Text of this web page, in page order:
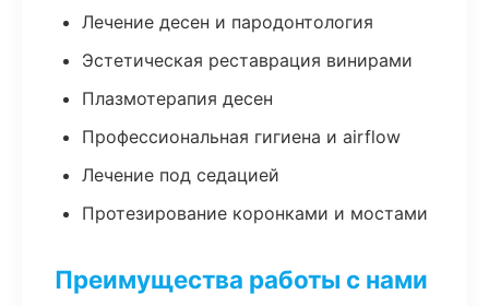
Лечение десен и пародонтология
Эстетическая реставрация винирами
Плазмотерапия десен
Профессиональная гигиена и airflow
Лечение под седацией
Протезирование коронками и мостами
Преимущества работы с нами